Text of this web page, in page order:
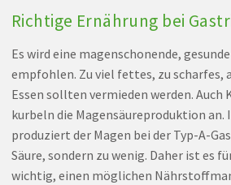
Richtige Ernährung bei
Es wird eine magenschonende,
empfohlen. Zu viel fettes, zu scharfes,
Essen sollten vermieden werden. Auch
kurbeln die Magensäureproduktion an.
produziert der Magen bei der Typ-A-
Säure, sondern zu wenig. Daher ist es
wichtig, einen möglichen